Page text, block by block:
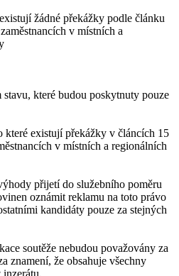
žádné překážky podle článku
v místních a
které budou poskytnuty pouze
které existují překážky v článcích 15
v místních a regionálních
přijetí do služebního poměru
oznámit reklamu na toto právo
kandidáty pouze za stejných
soutěže nebudou považovány za
znamení, že obsahuje všechny